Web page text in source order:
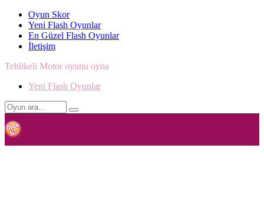
Oyun Skor
Yeni Flash Oyunlar
En Güzel Flash Oyunlar
İletişim
Tehlikeli Motor oyunu oyna
Yeni Flash Oyunlar